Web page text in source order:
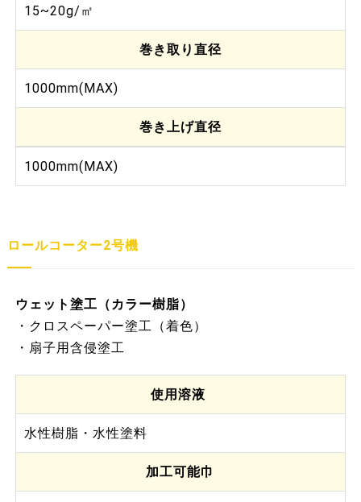
15~20g/㎡
巻き取り直径
1000mm(MAX)
巻き上げ直径
1000mm(MAX)
ロールコーター2号機
ウェット塗工（カラー樹脂）
・クロスペーパー塗工（着色）
・扇子用含侵塗工
使用溶液
水性樹脂・水性塗料
加工可能巾